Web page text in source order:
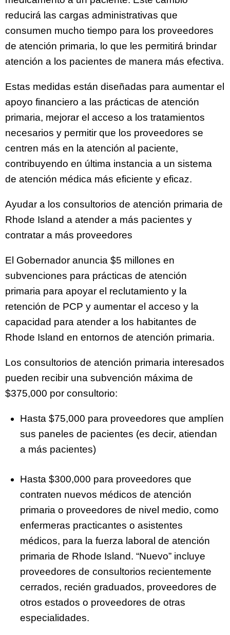
reducirá las cargas administrativas que
consumen mucho tiempo para los proveedores
de atención primaria, lo que les permitirá brindar
atención a los pacientes de manera más efectiva.
Estas medidas están diseñadas para aumentar el
apoyo financiero a las prácticas de atención
primaria, mejorar el acceso a los tratamientos
necesarios y permitir que los proveedores se
centren más en la atención al paciente,
contribuyendo en última instancia a un sistema
de atención médica más eficiente y eficaz.
Ayudar a los consultorios de atención primaria de
Rhode Island a atender a más pacientes y
contratar a más proveedores
El Gobernador anuncia $5 millones en
subvenciones para prácticas de atención
primaria para apoyar el reclutamiento y la
retención de PCP y aumentar el acceso y la
capacidad para atender a los habitantes de
Rhode Island en entornos de atención primaria.
Los consultorios de atención primaria interesados
pueden recibir una subvención máxima de
$375,000 por consultorio:
Hasta $75,000 para proveedores que amplíen
sus paneles de pacientes (es decir, atiendan
a más pacientes)
Hasta $300,000 para proveedores que
contraten nuevos médicos de atención
primaria o proveedores de nivel medio, como
enfermeras practicantes o asistentes
médicos, para la fuerza laboral de atención
primaria de Rhode Island. “Nuevo” incluye
proveedores de consultorios recientemente
cerrados, recién graduados, proveedores de
otros estados o proveedores de otras
especialidades.